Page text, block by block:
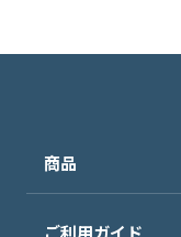
商品
ご利用ガイド